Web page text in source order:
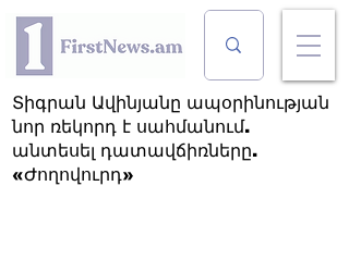
Տիգրան Ավինյանը ապօրինության
նոր ռեկորդ է սահմանում.
անտեսել դատավճիռները.
«Ժողովուրդ»